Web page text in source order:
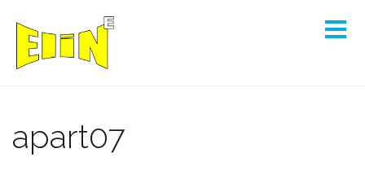
apart07